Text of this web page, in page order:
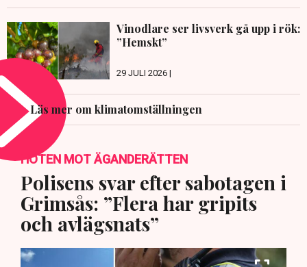
Vinodlare ser livsverk gå upp i rök:
”Hemskt”
29 JULI 2026 |
Läs mer om klimatomställningen
HOTEN MOT ÄGANDERÄTTEN
Polisens svar efter sabotagen i
Grimsås: ”Flera har gripits
och avlägsnats”